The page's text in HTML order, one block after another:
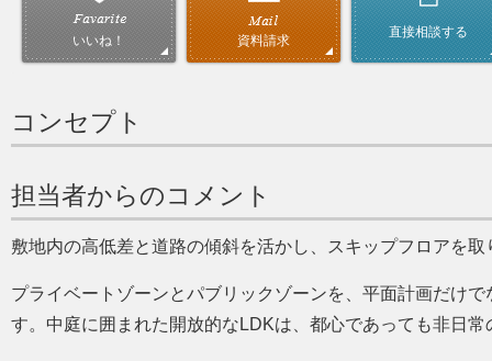
いいね！ 資料請求
直接相談する
コンセプト
担当者からのコメント
敷地内の高低差と道路の傾斜を活かし、スキップフロアを
プライベートゾーンとパブリックゾーンを、平面計画だけ
す。中庭に囲まれた開放的なLDKは、都心であっても非日